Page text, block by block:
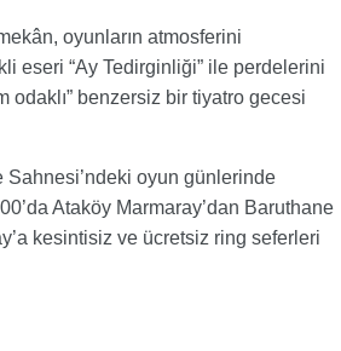
oyunların atmosferini
eseri “Ay Tedirginliği” ile perdelerini
odaklı” benzersiz bir tiyatro gecesi
Sahnesi’ndeki oyun günlerinde
Ataköy Marmaray’dan Baruthane
kesintisiz ve ücretsiz ring seferleri